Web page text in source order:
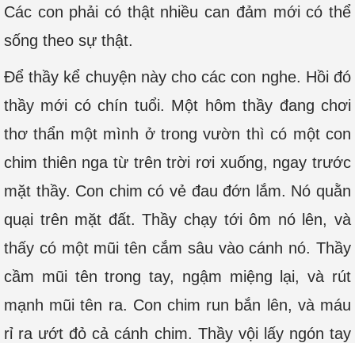
Các con phải có thật nhiều can đảm mới có thể
sống theo sự thật.
Để thầy kể chuyện này cho các con nghe. Hồi đó
thầy mới có chín tuổi. Một hôm thầy đang chơi
thơ thẩn một mình ở trong vườn thì có một con
chim thiên nga từ trên trời rơi xuống, ngay trước
mặt thầy. Con chim có vẻ đau đớn lắm. Nó quằn
quại trên mặt đất. Thầy chạy tới ôm nó lên, và
thấy có một mũi tên cắm sâu vào cánh nó. Thầy
cầm mũi tên trong tay, ngậm miệng lại, và rút
mạnh mũi tên ra. Con chim run bắn lên, và máu
rỉ ra ướt đỏ cả cánh chim. Thầy vội lấy ngón tay